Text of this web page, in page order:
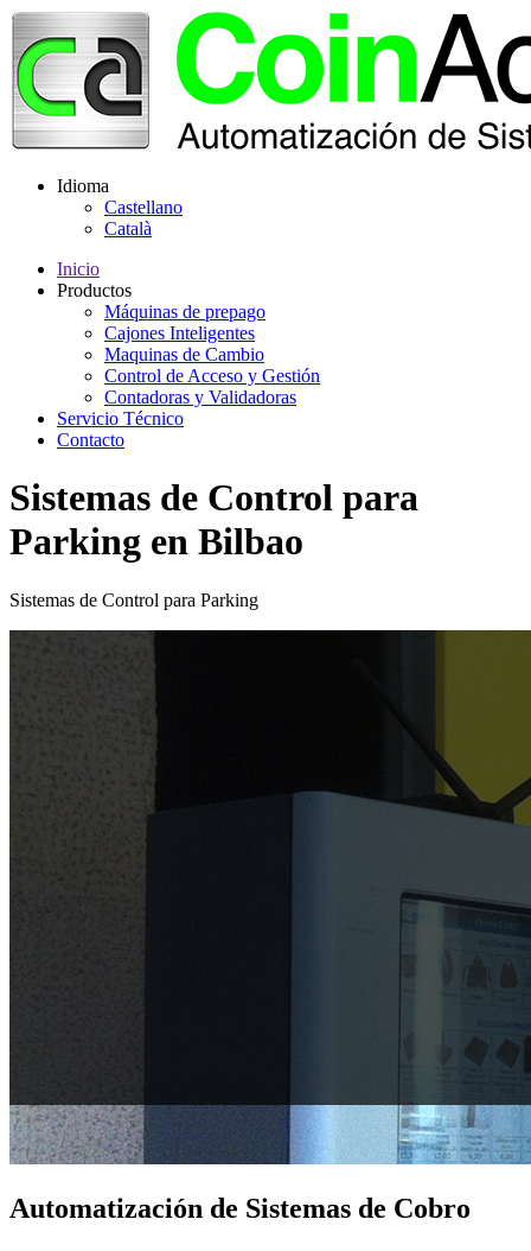
Idioma
Castellano
Català
Inicio
Productos
Máquinas de prepago
Cajones Inteligentes
Maquinas de Cambio
Control de Acceso y Gestión
Contadoras y Validadoras
Servicio Técnico
Contacto
Sistemas de Control para
Parking en Bilbao
Sistemas de Control para Parking
Automatización de Sistemas de Cobro